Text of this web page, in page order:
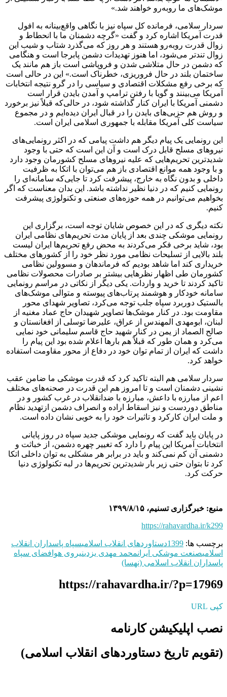
موشک‌های ما روبه‌رو خواهند شد.»
سردار سلامی، فرمانده کل سپاه نیز با نگاهی واقع‌بینانه به افول
قدرت آمریکا اشاره کرد و گفت «گرچه دشمنان ما با انحطاط و
زوال قدرت روبه‌رو هستند و هر روز که می‌گذرد شتاب و شیب این
زوال تندتر می‌شود، اما هنوز تهدیدات دشمن پابرجا است و هنگامی
که دشمن در حال متلاشی شدن و فروپاشی است باز هم مانند یک
ساختمان بلند در حال فروریزی، خطرناک است.» این در حالی است
که برخی رفع مشکلات اقتصادی و سیاسی را در گرو نتیجه انتخابات
آمریکا می‌بینند و گویا با رفتن ترامپ و آمدن بایدن قرار است
دشمنی آمریکا با ایران کنار گذاشته شود، در حالی‌که قبلاً نیز برخورد
و روش هم حزبی‌های بایدن را در قبال ایران دیده‌ایم و در مجموع
سیاست کلی آمریکا مقابله با جمهوری اسلامی ایران است.
این رونمایی یک پیام دیگر هم داشت پیامی که در اکثر رونمایی‌های
نیروهای مسلح قابل درک است و آن این است که حتی با وجود
شدیدترین تحریم‌هایی که علیه نیروهای مسلح کشورمان وجود دارد
و با وجود همه موانع اقتصادی باز هم می‌توان با اتکا به ظرفیت
داخلی و بدون نگاه به خارج، پیشرفت کرد تا جایی‌که سامانه‌ای را
رونمایی کنیم که در دنیا نظیر نداشته باشد. این بدان معناست که اگر
بخواهیم می‌توانیم در همه حوزه‌های صنعتی و تکنولوژی پیشرفت
کنیم.
نکته دیگری که در این خصوص شایان توجه است، برگزاری این
رونمایی موشکی چندی بعد از پایان مدت تحریم‌های نظامی ایران
بود، شاید برخی فکر می‌کردند به محض رفع تحریم‌ها ایران لیست
بلند بالایی از تسلیحات نظامی مورد نظر خود را از کشورهای مختلف
خریداری کند اما شاهد بودیم که فرماندهان و مسوولین نظامی
کشورمان طی اظهار نظرهایی بیشتر بر صادرات محصولات نظامی
تاکید کردند تا خرید و واردات. یکی دیگر از نکاتی در مراسم رونمایی
سامانه خودکار و هوشمند پرتاب‌های پیوسته و متوالی موشک‌های
بالستیک دوربرد سپاه جلب توجه می‌کرد، تصاویر شهدای محور
مقاومت بود. در کنار موشک‌ها تصاویر شهیدان حاج عماد مغنیه از
لبنان، ابومهدی المهندس از عراق، علیرضا توسلی از افغانستان و
صالح الصماد از یمن در کنار شهید حاج قاسم سلیمانی خود نمایی
می‌کرد و همان طور که قبلاً هم بارها اعلام شده بود این پیام را
داشت که ایران از تمام توان خود در دفاع از محور مقاومت استفاده
خواهد کرد.
سردار سلامی هم البته تاکید کرد که قدرت موشکی ما ضامن عقب
نشینی دشمنان است و تا امروز هم این قدرت در صحنه‌های مختلف
اعم از مبارزه با داعش، مبارزه با ضدانقلاب در غرب کشور و در
مناطق دوردست و نیز اسقاط اراده و انصراف دشمن ازتهدید نظام
و ملت ایران کارکرد و تاثیرات خود را به خوبی نشان داده است.
در پایان باید گفت که رونمایی موشکی جدید سپاه در روز پایانی
انتخابات آمریکا این پیام را دارد که تغییر چهره دشمن، از خباثت و
دشمنی آن کم نمی‌کند و باید در برابر هر مشکلی به توان داخلی اتکا
کرد تا بتوان حتی زیر بار شدیدترین تحریم‌ها در لبه تکنولوژی دنیا
حرکت کرد.
منبع: خبرگزاری تسنیم، ۱۳۹۹/۸/۱۵
https://rahavardha.ir/k299
برچسب ها: 1399دستاوردهای انقلاب اسلامیسپاه پاسداران انقلاب
اسلامیصنعت موشکی ایرانمحمد مهدی یزدینیروی هوافضای سپاه
پاسداران انقلاب اسلامی (نهسا)
https://rahavardha.ir/?p=17969
کپی URL
نصب اپلیکیشن کارنامه
(تقویم تاریخ دستاوردهای انقلاب اسلامی​)